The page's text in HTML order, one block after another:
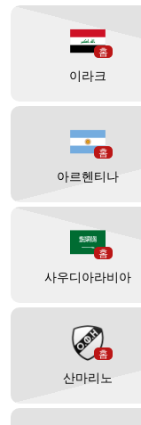
홈
이라크
홈
아르헨티나
홈
사우디아라비아
홈
산마리노